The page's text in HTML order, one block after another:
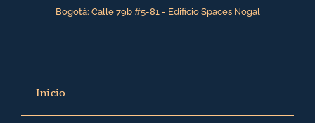
Bogotá: Calle 79b #5-81 - Edificio Spaces Nogal
Inicio